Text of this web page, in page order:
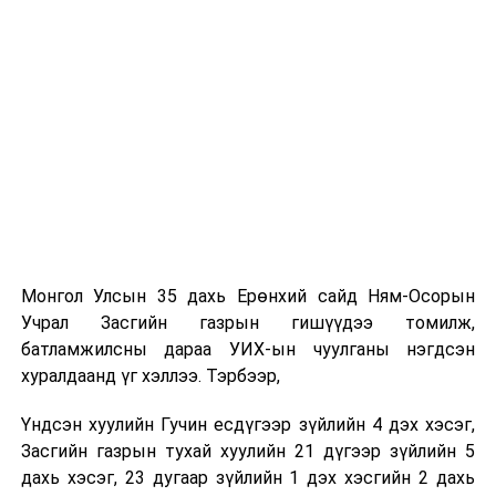
бэлтгэл сургалт дээр тулгуурладаг онцлогтой.
Тиймээс мэргэжлийн ур чадвар, эх оронч сэтгэлтэй
алба хаагчидтайгаа хамтран ажиллаж, иргэдийнхээ
итгэлийг хүлээж ажиллах нь хамгийн чухал гэж
боддог.
Бидний зорилго зөвхөн үүргээ гүйцэтгэхэд бус,
аливаа эрсдэлээс урьдчилан сэргийлж, иргэдийн амь
Монгол Улсын 35 дахь Ерөнхий сайд Ням-Осорын
Учрал Засгийн газрын гишүүдээ томилж,
батламжилсны дараа УИХ-ын чуулганы нэгдсэн
хуралдаанд үг хэллээ. Тэрбээр,
Үндсэн хуулийн Гучин есдүгээр зүйлийн 4 дэх хэсэг,
Засгийн газрын тухай хуулийн 21 дүгээр зүйлийн 5
дахь хэсэг, 23 дугаар зүйлийн 1 дэх хэсгийн 2 дахь